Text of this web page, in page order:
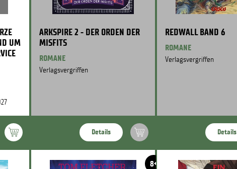
UM
ARKSPIRE 2 - DER ORDEN DER
MISFITS
ROMANE
Verlagsvergriffen
Details
REDWALL BAND 6
ROMANE
Verlagsvergriffen
Details
8+